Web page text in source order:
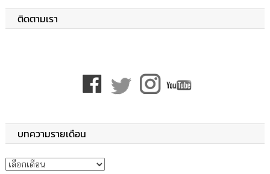
ติดตามเรา
บทความรายเดือน
บทความรายเดือน